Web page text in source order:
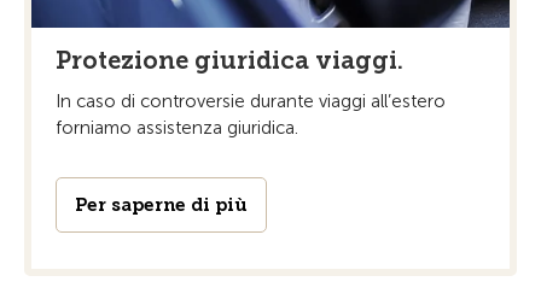
Protezione giuridica viaggi.
In caso di controversie durante viaggi all’estero
forniamo assistenza giuridica.
Per saperne di più